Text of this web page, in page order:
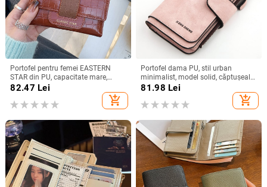
Portofel pentru femei EASTERN
STAR din PU, capacitate mare,
funcție de extindere, căptușeală
82.47 Lei
add_shopping_cart
Portofel dama PU, stil urban
minimalist, model solid, căptușeală
poliester, utilizare zilnică
81.98 Lei
add_shopping_cart